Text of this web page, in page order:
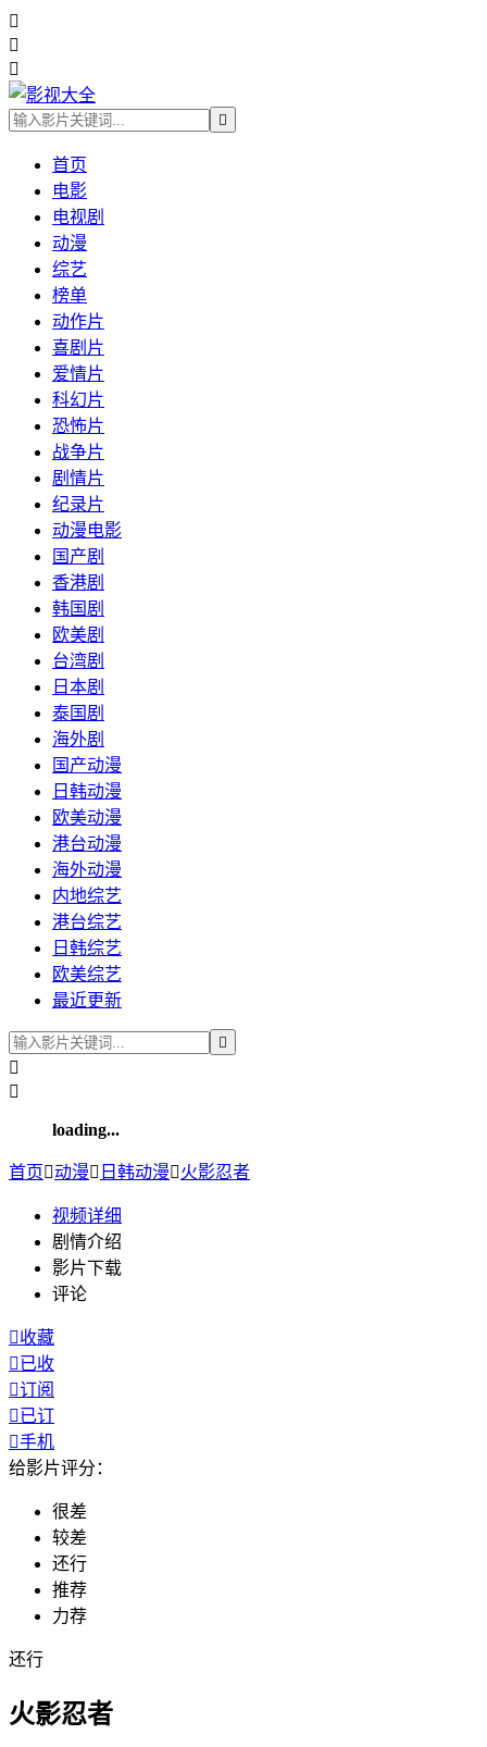




首页
电影
电视剧
动漫
综艺
榜单
动作片
喜剧片
爱情片
科幻片
恐怖片
战争片
剧情片
纪录片
动漫电影
国产剧
香港剧
韩国剧
欧美剧
台湾剧
日本剧
泰国剧
海外剧
国产动漫
日韩动漫
欧美动漫
港台动漫
海外动漫
内地综艺
港台综艺
日韩综艺
欧美综艺
最近更新



loading...
首页动漫 日韩动漫火影忍者
视频详细
剧情介绍
影片下载
评论
收藏
已收
订阅
已订
手机
给影片评分：
很差
较差
还行
推荐
力荐
还行
火影忍者